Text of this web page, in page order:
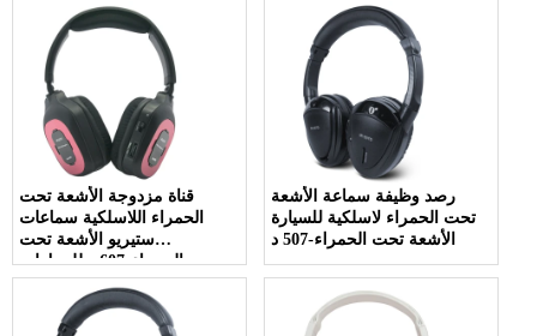
قناة مزدوجة الأشعة تحت
الحمراء اللاسلكية سماعات
ستيريو الأشعة تحت
الحمراء-607 د للسيارات
رصد وظيفة سماعة الأشعة
تحت الحمراء لاسلكية للسيارة
الأشعة تحت الحمراء-507 د